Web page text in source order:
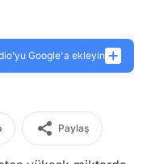
Google'a ekleyin
Paylaş